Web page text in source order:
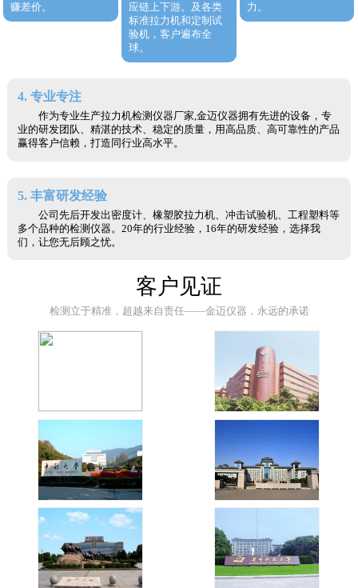
赚差价。
应链上下游。及各类
标准拉力机和定制试
验机，客户遍布全
球。
力。
4. 专业专注
作为专业生产拉力机检测仪器厂家,金迈仪器拥有先进的设备，专
业的研发团队、精湛的技术、稳定的质量，用高品质、高可靠性的产品
赢得客户信赖，打造同行业高水平。
5. 丰富研发经验
公司先后开发出密度计、橡塑胶拉力机、冲击试验机、工程塑料等
多个品种的检测仪器。20年的行业经验，16年的研发经验，选择我
们，让您无后顾之忧。
客户见证
检测立于精准，超越来自责任——金迈仪器，永远的承诺